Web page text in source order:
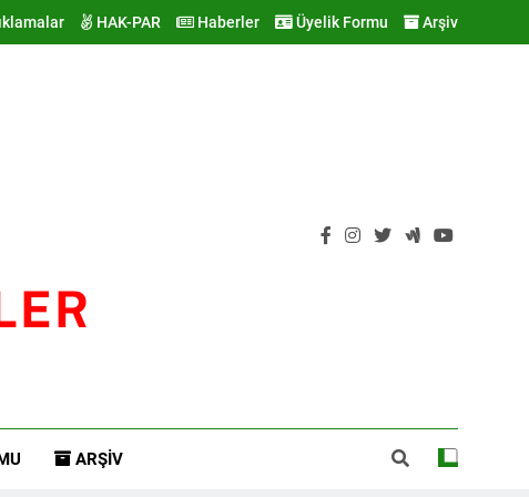
HAK-PAR Haberler Üyelik Formu Arşiv
ARŞIV